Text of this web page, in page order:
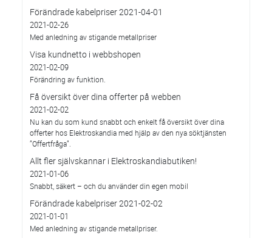
Förändrade kabelpriser 2021-04-01
2021-02-26
Med anledning av stigande metallpriser
Visa kundnetto i webbshopen
2021-02-09
Förändring av funktion.
Få översikt över dina offerter på webben
2021-02-02
Nu kan du som kund snabbt och enkelt få översikt över dina
offerter hos Elektroskandia med hjälp av den nya söktjänsten
”Offertfråga”.
Allt fler självskannar i Elektroskandiabutiken!
2021-01-06
Snabbt, säkert – och du använder din egen mobil
Förändrade kabelpriser 2021-02-02
2021-01-01
Med anledning av stigande metallpriser.